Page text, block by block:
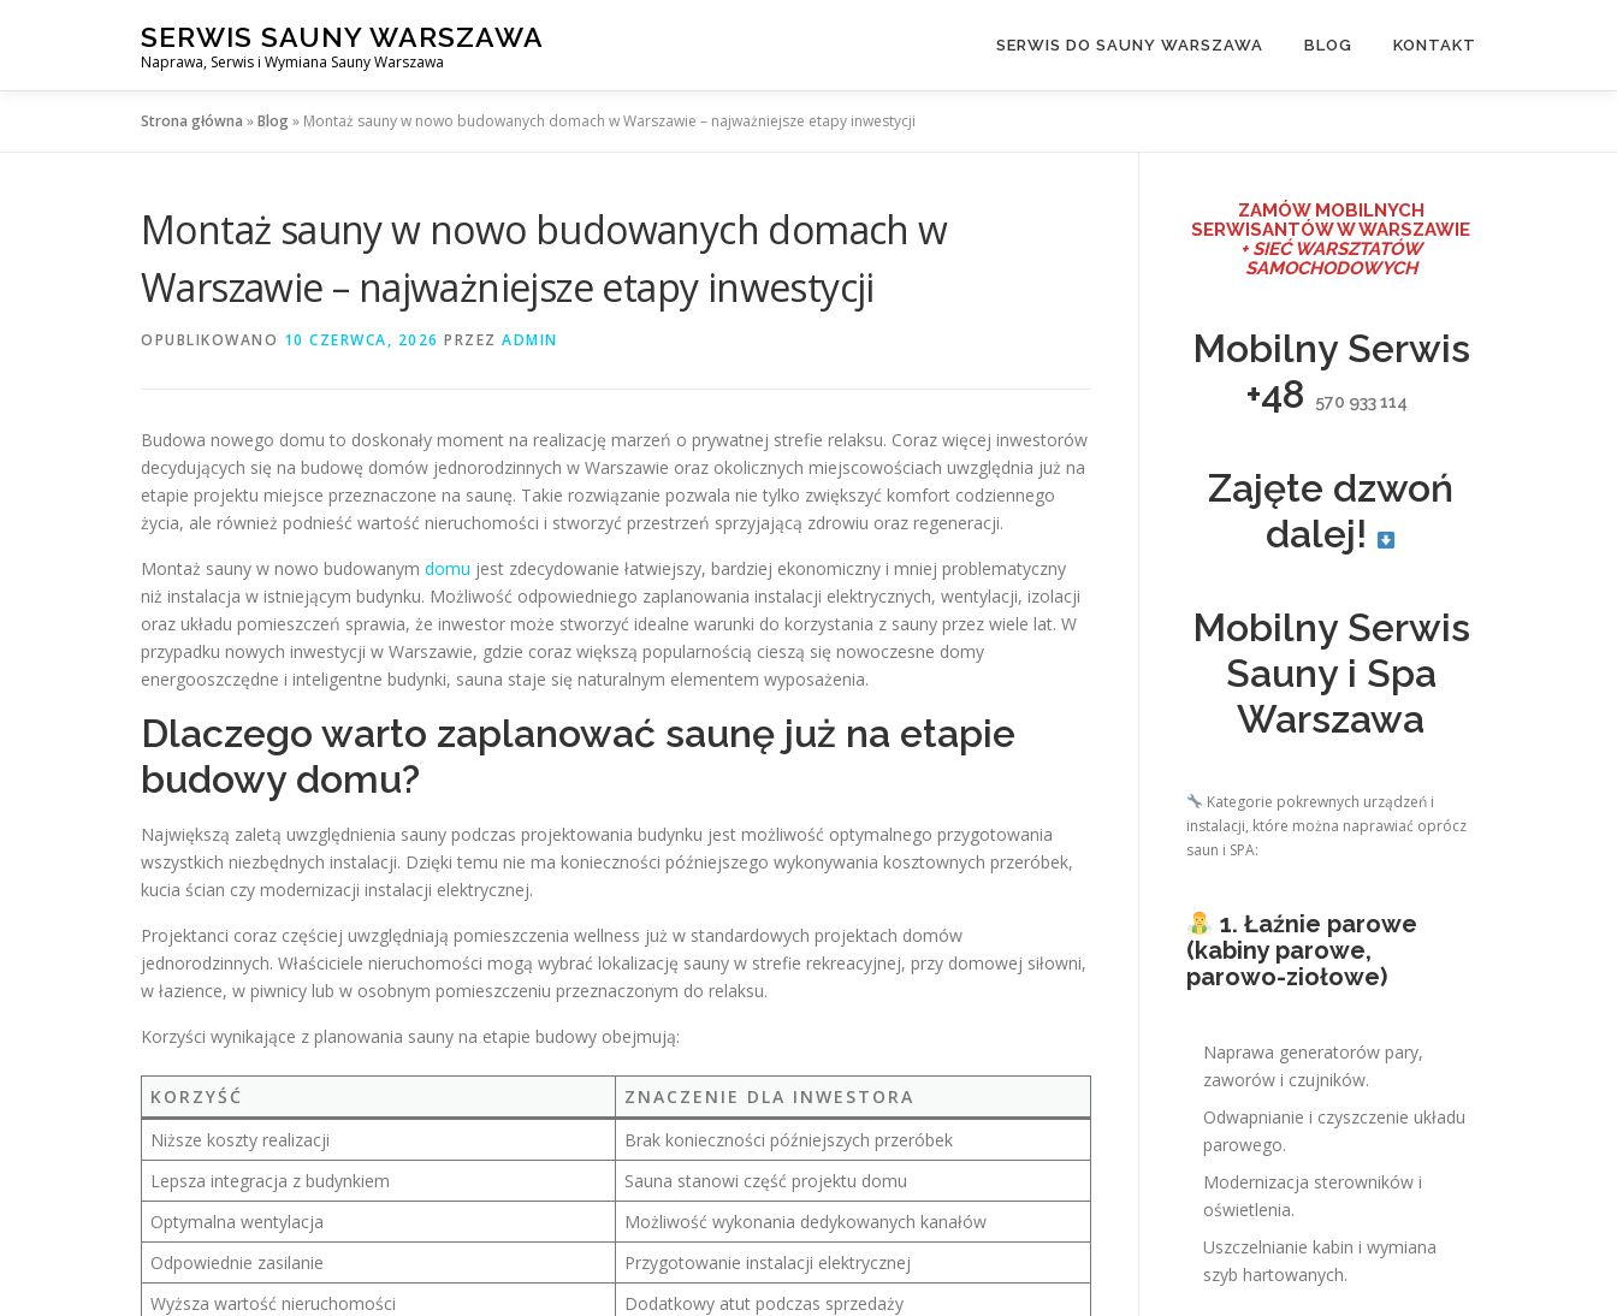
SERWIS SAUNY WARSZAWA
Naprawa, Serwis i Wymiana Sauny Warszawa
SERWIS DO SAUNY WARSZAWA BLOG KONTAKT
Strona główna »Blog» Montaż sauny w nowo budowanych domach w Warszawie – najważniejsze etapy inwestycji
Montaż sauny w nowo budowanych domach w
Warszawie – najważniejsze etapy inwestycji
OPUBLIKOWANO 10 CZERWCA, 2026 PRZEZ ADMIN
Budowa nowego domu to doskonały moment na realizację marzeń o prywatnej strefie relaksu. Coraz więcej inwestorów
decydujących się na budowę domów jednorodzinnych w Warszawie oraz okolicznych miejscowościach uwzględnia już na
etapie projektu miejsce przeznaczone na saunę. Takie rozwiązanie pozwala nie tylko zwiększyć komfort codziennego
życia, ale również podnieść wartość nieruchomości i stworzyć przestrzeń sprzyjającą zdrowiu oraz regeneracji.
Montaż sauny w nowo budowanym domu jest zdecydowanie łatwiejszy, bardziej ekonomiczny i mniej problematyczny
niż instalacja w istniejącym budynku. Możliwość odpowiedniego zaplanowania instalacji elektrycznych, wentylacji, izolacji
oraz układu pomieszczeń sprawia, że inwestor może stworzyć idealne warunki do korzystania z sauny przez wiele lat. W
przypadku nowych inwestycji w Warszawie, gdzie coraz większą popularnością cieszą się nowoczesne domy
energooszczędne i inteligentne budynki, sauna staje się naturalnym elementem wyposażenia.
Dlaczego warto zaplanować saunę już na etapie
budowy domu?
Największą zaletą uwzględnienia sauny podczas projektowania budynku jest możliwość optymalnego przygotowania
wszystkich niezbędnych instalacji. Dzięki temu nie ma konieczności późniejszego wykonywania kosztownych przeróbek,
kucia ścian czy modernizacji instalacji elektrycznej.
Projektanci coraz częściej uwzględniają pomieszczenia wellness już w standardowych projektach domów
jednorodzinnych. Właściciele nieruchomości mogą wybrać lokalizację sauny w strefie rekreacyjnej, przy domowej siłowni,
w łazience, w piwnicy lub w osobnym pomieszczeniu przeznaczonym do relaksu.
Korzyści wynikające z planowania sauny na etapie budowy obejmują:
KORZYŚĆ
ZNACZENIE DLA INWESTORA
Niższe koszty realizacji
Brak konieczności późniejszych przeróbek
Lepsza integracja z budynkiem
Sauna stanowi część projektu domu
Optymalna wentylacja
Możliwość wykonania dedykowanych kanałów
Odpowiednie zasilanie
Przygotowanie instalacji elektrycznej
Wyższa wartość nieruchomości
Dodatkowy atut podczas sprzedaży
ZAMÓW MOBILNYCH
SERWISANTÓW W WARSZAWIE
+ SIEĆ WARSZTATÓW
SAMOCHODOWYCH
Mobilny Serwis
+48
570 933 114
Zajęte dzwoń
dalej!
Mobilny Serwis
Sauny i Spa
Warszawa
Kategorie pokrewnych urządzeń i
instalacji, które można naprawiać oprócz
saun i SPA:
1. Łaźnie parowe
(kabiny parowe,
parowo-ziołowe)
Naprawa generatorów pary,
zaworów i czujników.
Odwapnianie i czyszczenie układu
parowego.
Modernizacja sterowników i
oświetlenia.
Uszczelnianie kabin i wymiana
szyb hartowanych.